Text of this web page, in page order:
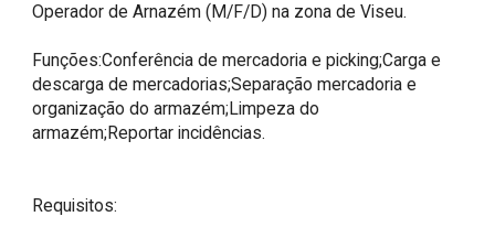
Operador de Arnazém (M/F/D) na zona de Viseu.
Funções:Conferência de mercadoria e picking;Carga e
descarga de mercadorias;Separação mercadoria e
organização do armazém;Limpeza do
armazém;Reportar incidências.
Requisitos: